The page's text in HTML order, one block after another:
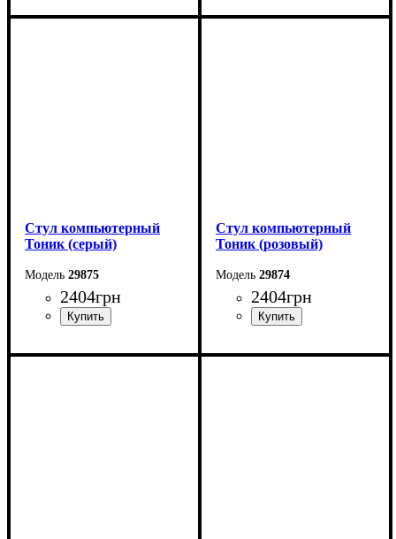
Стул компьютерный
Тоник (серый)
29875
2404грн
Стул компьютерный
Тоник (розовый)
29874
2404грн